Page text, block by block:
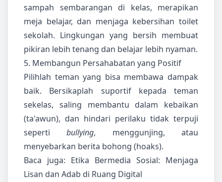
sampah sembarangan di kelas, merapikan
meja belajar, dan menjaga kebersihan toilet
sekolah. Lingkungan yang bersih membuat
pikiran lebih tenang dan belajar lebih nyaman.
5. Membangun Persahabatan yang Positif
Pilihlah teman yang bisa membawa dampak
baik. Bersikaplah suportif kepada teman
sekelas, saling membantu dalam kebaikan
(ta'awun), dan hindari perilaku tidak terpuji
sepertibullying, menggunjing, atau
menyebarkan berita bohong (hoaks).
Baca juga: Etika Bermedia Sosial: Menjaga
Lisan dan Adab di Ruang Digital